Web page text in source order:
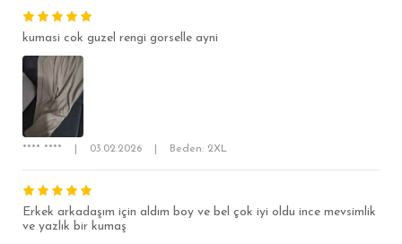
BÜYÜK BEDEN
kumasi cok guzel rengi gorselle ayni
**** **** 03.02.2026 Beden: 2XL
Erkek arkadaşım için aldım boy ve bel çok iyi oldu ince mevsimlik
ve yazlık bir kumaş